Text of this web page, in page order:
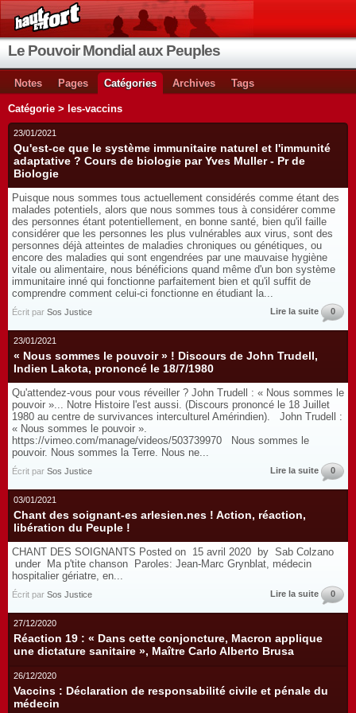
Le Pouvoir Mondial aux Peuples
Notes Pages Catégories Archives Tags
Catégorie > les-vaccins
23/01/2021
Qu'est-ce que le système immunitaire naturel et l'immunité
adaptative ? Cours de biologie par Yves Muller - Pr de
Biologie
Puisque nous sommes tous actuellement considérés comme étant des
malades potentiels, alors que nous sommes tous à considérer comme
des personnes étant potentiellement, en bonne santé, bien qu'il faille
considérer que les personnes les plus vulnérables aux virus, sont des
personnes déjà atteintes de maladies chroniques ou génétiques, ou
encore des maladies qui sont engendrées par une mauvaise hygiène
vitale ou alimentaire, nous bénéficions quand même d'un bon système
immunitaire inné qui fonctionne parfaitement bien et qu'il suffit de
comprendre comment celui-ci fonctionne en étudiant la...
Écrit par Sos Justice Lire la suite 0
23/01/2021
« Nous sommes le pouvoir » ! Discours de John Trudell,
Indien Lakota, prononcé le 18/7/1980
Qu'attendez-vous pour vous réveiller ? John Trudell : « Nous sommes le
pouvoir »... Notre Histoire l'est aussi. (Discours prononcé le 18 Juillet
1980 au centre de survivances interculturel Amérindien). John Trudell :
« Nous sommes le pouvoir ».
https://vimeo.com/manage/videos/503739970 Nous sommes le
pouvoir. Nous sommes la Terre. Nous ne...
Écrit par Sos Justice Lire la suite 0
03/01/2021
Chant des soignant-es arlesien.nes ! Action, réaction,
libération du Peuple !
CHANT DES SOIGNANTS Posted on 15 avril 2020 by Sab Colzano
under Ma p'tite chanson Paroles: Jean-Marc Grynblat, médecin
hospitalier gériatre, en...
Écrit par Sos Justice Lire la suite 0
27/12/2020
Réaction 19 : « Dans cette conjoncture, Macron applique
une dictature sanitaire », Maître Carlo Alberto Brusa
26/12/2020
Vaccins : Déclaration de responsabilité civile et pénale du
médecin